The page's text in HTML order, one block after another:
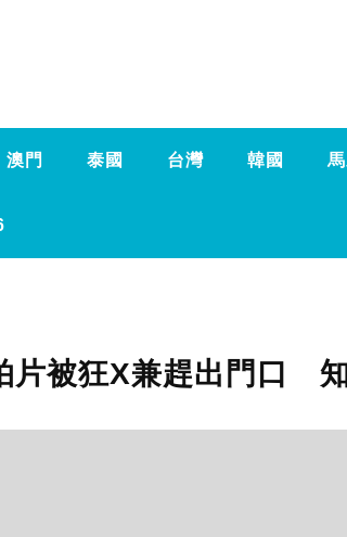
澳門 泰國 台灣 韓國
片被狂X兼趕出門口